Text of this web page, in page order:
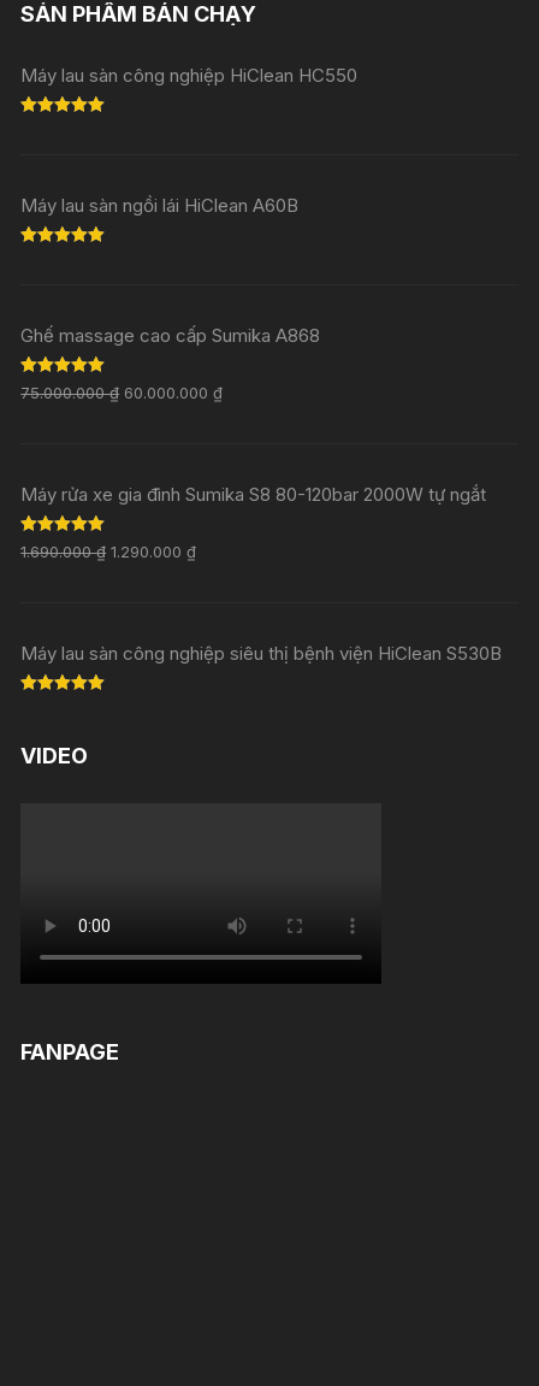
SẢN PHẨM BÁN CHẠY
Máy lau sàn công nghiệp HiClean HC550
Máy lau sàn ngồi lái HiClean A60B
Ghế massage cao cấp Sumika A868
Rated5.00
out of 5
75.000.000₫ 60.000.000₫
Máy rửa xe gia đình Sumika S8 80-120bar 2000W tự ngắt
Rated 5.00
out of 5
1.690.000₫ 1.290.000₫
Máy lau sàn công nghiệp siêu thị bệnh viện HiClean S530B
VIDEO
FANPAGE